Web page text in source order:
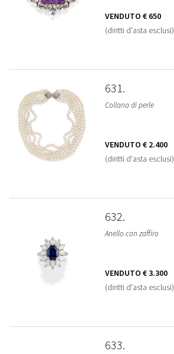
VENDUTO € 650
(diritti d'asta esclusi)
631
Collana di perle
VENDUTO € 2.400
(diritti d'asta esclusi)
632
Anello con zaffiro
VENDUTO € 3.300
(diritti d'asta esclusi)
633